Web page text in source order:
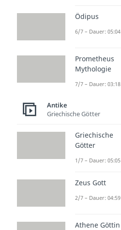
Ödipus
6/7 – Dauer: 05:04
Prometheus
Mythologie
7/7 – Dauer: 03:18
Antike
Griechische Götter
Griechische
Götter
1/7 – Dauer: 05:05
Zeus Gott
2/7 – Dauer: 04:59
Athene Göttin